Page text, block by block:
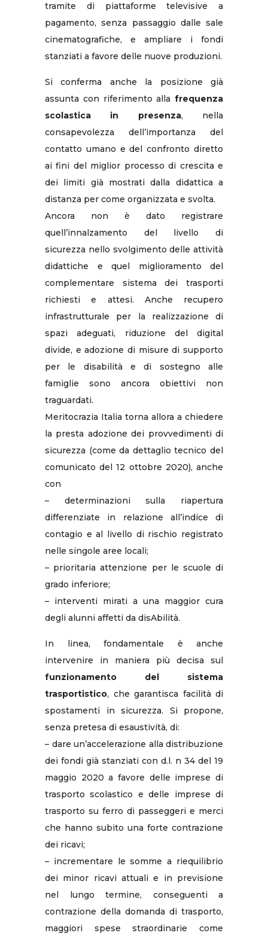
tramite di piattaforme televisive a
pagamento, senza passaggio dalle sale
cinematografiche, e ampliare i fondi
stanziati a favore delle nuove produzioni.
Si conferma anche la posizione già
assunta con riferimento alla frequenza
scolastica in presenza, nella
consapevolezza dell’importanza del
contatto umano e del confronto diretto
ai fini del miglior processo di crescita e
dei limiti già mostrati dalla didattica a
distanza per come organizzata e svolta.
Ancora non è dato registrare
quell’innalzamento del livello di
sicurezza nello svolgimento delle attività
didattiche e quel miglioramento del
complementare sistema dei trasporti
richiesti e attesi. Anche recupero
infrastrutturale per la realizzazione di
spazi adeguati, riduzione del digital
divide, e adozione di misure di supporto
per le disabilità e di sostegno alle
famiglie sono ancora obiettivi non
traguardati.
Meritocrazia Italia torna allora a chiedere
la presta adozione dei provvedimenti di
sicurezza (come da dettaglio tecnico del
comunicato del 12 ottobre 2020), anche
con
– determinazioni sulla riapertura
differenziate in relazione all’indice di
contagio e al livello di rischio registrato
nelle singole aree locali;
– prioritaria attenzione per le scuole di
grado inferiore;
– interventi mirati a una maggior cura
degli alunni affetti da disAbilità.
In linea, fondamentale è anche
intervenire in maniera più decisa sul
funzionamento del sistema
trasportistico, che garantisca facilità di
spostamenti in sicurezza. Si propone,
senza pretesa di esaustività, di:
– dare un’accelerazione alla distribuzione
dei fondi già stanziati con d.l. n 34 del 19
maggio 2020 a favore delle imprese di
trasporto scolastico e delle imprese di
trasporto su ferro di passeggeri e merci
che hanno subito una forte contrazione
dei ricavi;
– incrementare le somme a riequilibrio
dei minor ricavi attuali e in previsione
nel lungo termine, conseguenti a
contrazione della domanda di trasporto,
maggiori spese straordinarie come